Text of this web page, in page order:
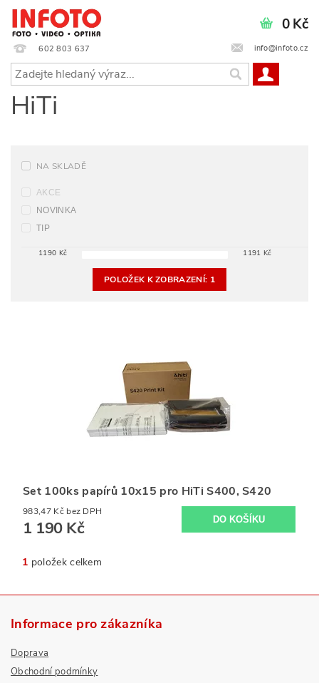
602 803 637 info@infoto.cz
0 Kč
HiTi
NA SKLADĚ
AKCE
NOVINKA
TIP
1190 Kč 1191 Kč
POLOŽEK K ZOBRAZENÍ: 1
Set 100ks papírů 10x15 pro HiTi S400, S420
983,47 Kč bez DPH
1 190 Kč
1 položek celkem
Informace pro zákazníka
Doprava
Obchodní podmínky